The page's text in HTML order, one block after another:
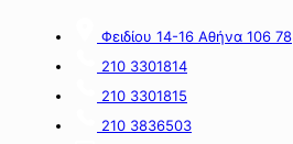
Σαμοθράκης».
Φειδίου 14-16 Αθήνα 106 78
210 3301814
210 3301815
210 3836503